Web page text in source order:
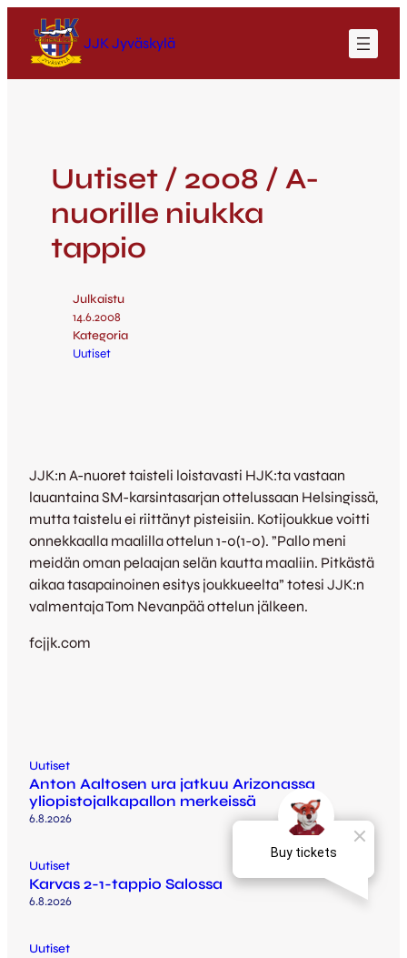
JJK Jyväskylä
Uutiset / 2008 / A-
nuorille niukka
tappio
Julkaistu
14.6.2008
Kategoria
Uutiset
JJK:n A-nuoret taisteli loistavasti HJK:ta vastaan
lauantaina SM-karsintasarjan ottelussaan Helsingissä,
mutta taistelu ei riittänyt pisteisiin. Kotijoukkue voitti
onnekkaalla maalilla ottelun 1-0(1-0). ”Pallo meni
meidän oman pelaajan selän kautta maaliin. Pitkästä
aikaa tasapainoinen esitys joukkueelta” totesi JJK:n
valmentaja Tom Nevanpää ottelun jälkeen.
fcjjk.com
Uutiset
Anton Aaltosen ura jatkuu Arizonassa
yliopistojalkapallon merkeissä
6.8.2026
Uutiset
Karvas 2-1-tappio Salossa
6.8.2026
Uutiset